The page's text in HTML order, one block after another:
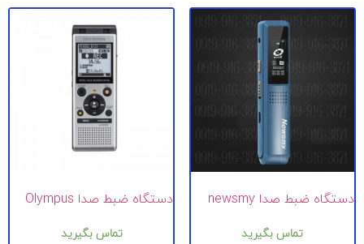
دستگاه ضبط صدا newsmy
تماس بگیرید
دستگاه ضبط صدا Olympus
تماس بگیرید